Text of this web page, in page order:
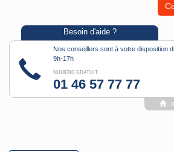
Besoin d'aide ?
Nos conseillers sont à votre disposition
9h-17h
NUMÉRO GRATUIT
01 46 57 77 77